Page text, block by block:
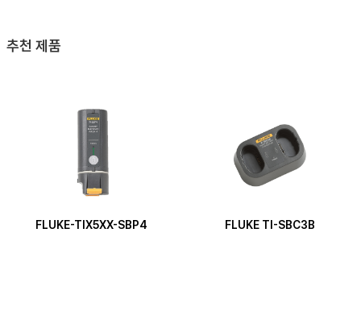
추천 제품
FLUKE-TIX5XX-SBP4 FLUKE TI-SBC3B